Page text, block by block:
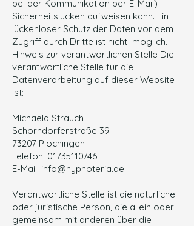
bei der Kommunikation per E-Mail)
Sicherheitslücken aufweisen kann. Ein
lückenloser Schutz der Daten vor dem
Zugriff durch Dritte ist nicht möglich.
Hinweis zur verantwortlichen Stelle Die
verantwortliche Stelle für die
Datenverarbeitung auf dieser Website
ist:
Michaela Strauch
Schorndorferstraße 39
73207 Plochingen
Telefon: 01735110746
E-Mail: info@hypnoteria.de
Verantwortliche Stelle ist die natürliche
oder juristische Person, die allein oder
gemeinsam mit anderen über die